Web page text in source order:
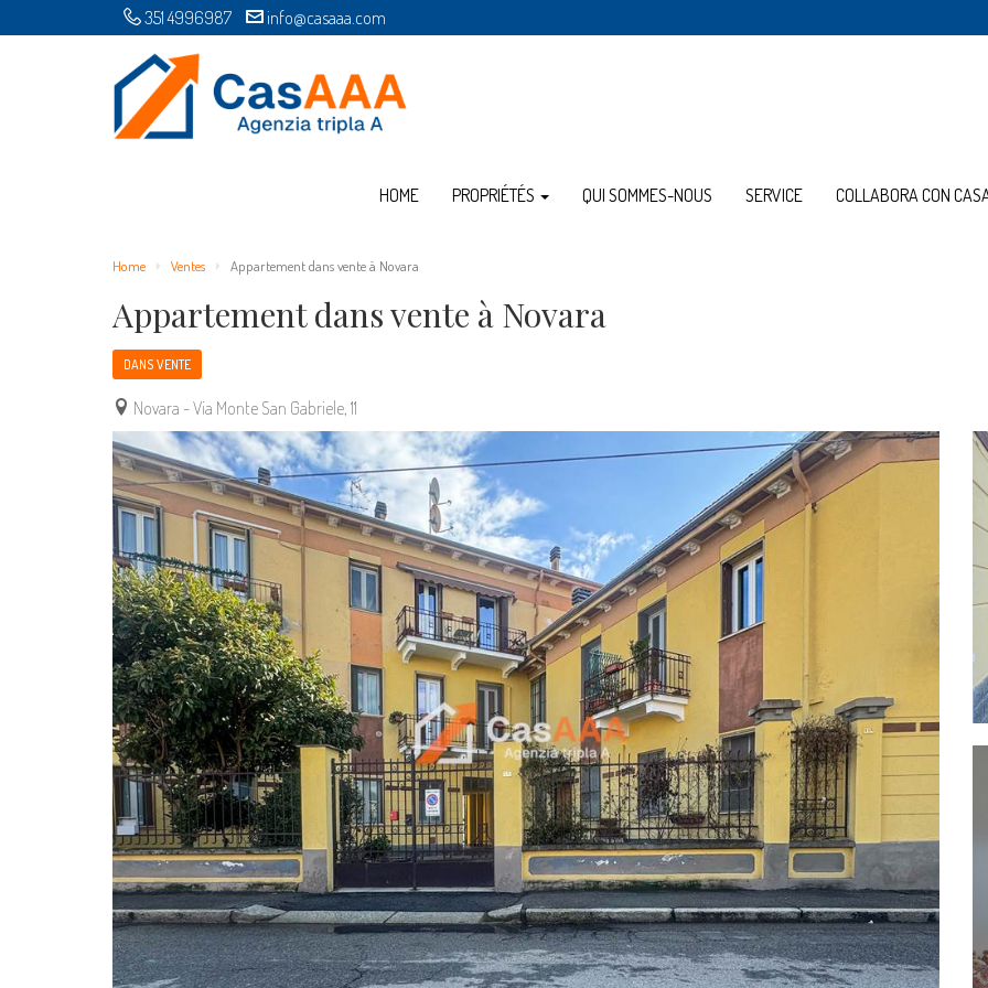
351 4996987 info@casaaa.com
HOME PROPRIÉTÉS QUI SOMMES-NOUS SERVICE COLLABORA CON
Home Ventes Appartement dans vente à Novara
Appartement dans vente à Novara
DANS VENTE
Novara - Via Monte San Gabriele, 11